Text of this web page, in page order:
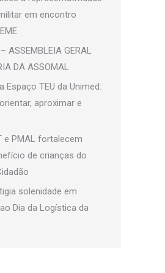
em encontro
ASSEMBLEIA GERAL
DA ASSOMAL
Espaço TEU da Unimed:
aproximar e
e PMAL fortalecem
de crianças do
solenidade em
Dia da Logística da